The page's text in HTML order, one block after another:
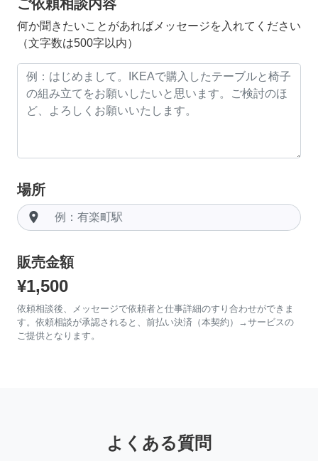
ご依頼相談内容
何か聞きたいことがあればメッセージを入れてください
（文字数は500字以内）
場所
room
販売金額
¥1,500
依頼相談後、メッセージで依頼者と仕事詳細のすり合わせができま
す。依頼相談が承認されると、前払い決済（本契約）→サービスの
ご提供となります。
よくある質問